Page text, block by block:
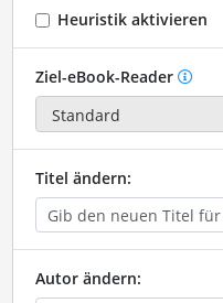
Heuristik aktivieren
Ziel-eBook-Reader
Titel ändern:
Autor ändern: